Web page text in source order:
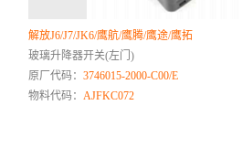
解放J6/J7/JK6/鹰航/鹰腾/鹰途/鹰拓
玻璃升降器开关(左门)
原厂代码：3746015-2000-C00/E
物料代码：AJFKC072